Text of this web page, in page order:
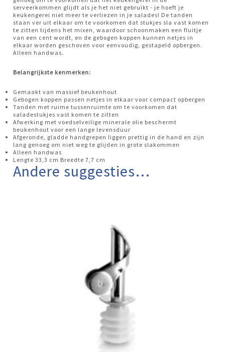
serveerkommen glijdt als je het niet gebruikt - je hoeft je
keukengerei niet meer te verliezen in je salades! De tanden
staan ver uit elkaar om te voorkomen dat stukjes sla vast komen
te zitten tijdens het mixen, waardoor schoonmaken een fluitje
van een cent wordt, en de gebogen koppen kunnen netjes in
elkaar worden geschoven voor eenvoudig, gestapeld opbergen.
Alleen handwas.
Belangrijkste kenmerken:
Gemaakt van massief beukenhout
Gebogen koppen passen netjes in elkaar voor compact opbergen
Tanden met ruime tussenruimte om te voorkomen dat
saladestukjes vast komen te zitten
Afwerking met voedselveilige minerale olie beschermt
beukenhout voor een lange levensduur
Afgeronde, gladde handgrepen liggen prettig in de hand en zijn
lang genoeg om niet weg te glijden in grote slakommen
Alleen handwas
Lengte 33,3 cm Breedte 7,7 cm
Andere suggesties…